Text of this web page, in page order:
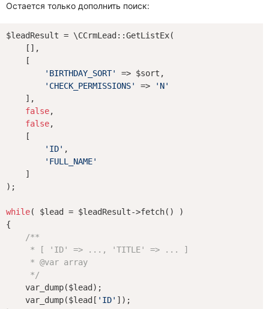
Остается только дополнить поиск:
$leadResult = \CCrmLead::GetListEx(
    [],
    [
'BIRTHDAY_SORT'
=> $sort,
'CHECK_PERMISSIONS'
=>
'N'
    ],
false,
false,
    [
'ID' ,
'FULL_NAME'
    ]
);
while( $lead = $leadResult->fetch() )
{
/**
     * [ 'ID' => ..., 'TITLE' => ... ]
     *
@var array
     */
    var_dump($lead);
    var_dump($lead[
'ID' ]);